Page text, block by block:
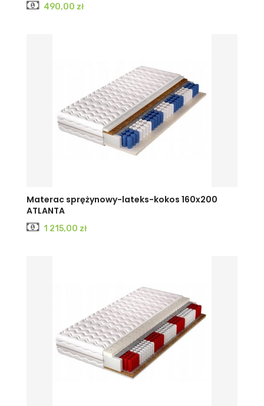
Cena
490,00 zł
Materac sprężynowy-lateks-kokos 160x200
ATLANTA
Cena
1 215,00 zł